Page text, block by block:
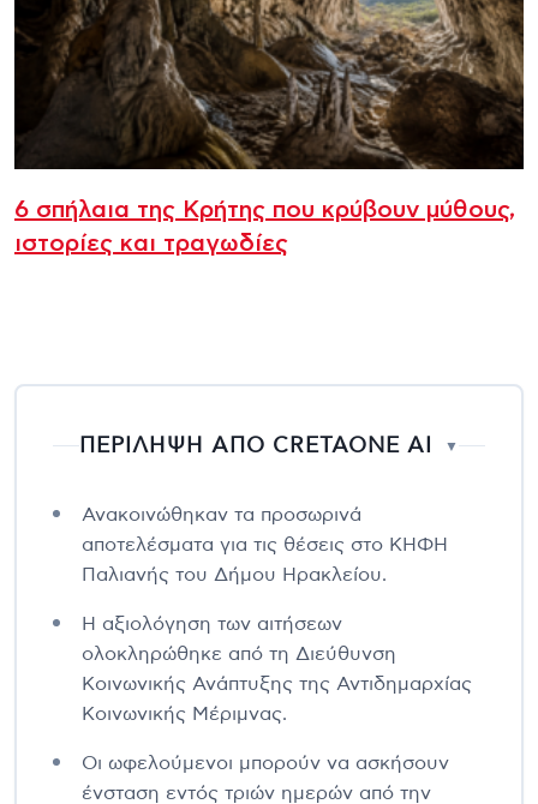
6 σπήλαια της Κρήτης που κρύβουν μύθους,
ιστορίες και τραγωδίες
ΠΕΡΙΛΗΨΗ ΑΠΟ CRETAONE AI ▼
Ανακοινώθηκαν τα προσωρινά
αποτελέσματα για τις θέσεις στο ΚΗΦΗ
Παλιανής του Δήμου Ηρακλείου.
Η αξιολόγηση των αιτήσεων
ολοκληρώθηκε από τη Διεύθυνση
Κοινωνικής Ανάπτυξης της Αντιδημαρχίας
Κοινωνικής Μέριμνας.
Οι ωφελούμενοι μπορούν να ασκήσουν
ένσταση εντός τριών ημερών από την